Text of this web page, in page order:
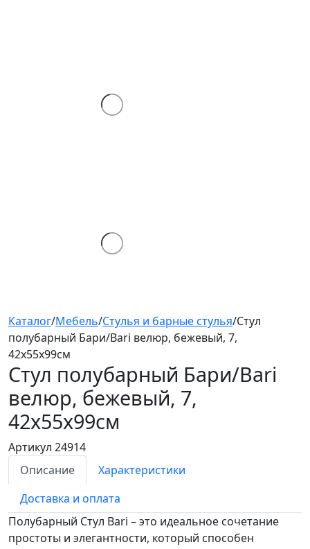
Каталог/Мебель/Стулья и барные стулья/Стул
полубарный Бари/Bari велюр, бежевый, 7,
42х55х99см
Стул полубарный Бари/Bari
велюр, бежевый, 7,
42х55х99см
Артикул 24914
Описание
Характеристики
Доставка и оплата
Полубарный Стул Bari – это идеальное сочетание
простоты и элегантности, который способен